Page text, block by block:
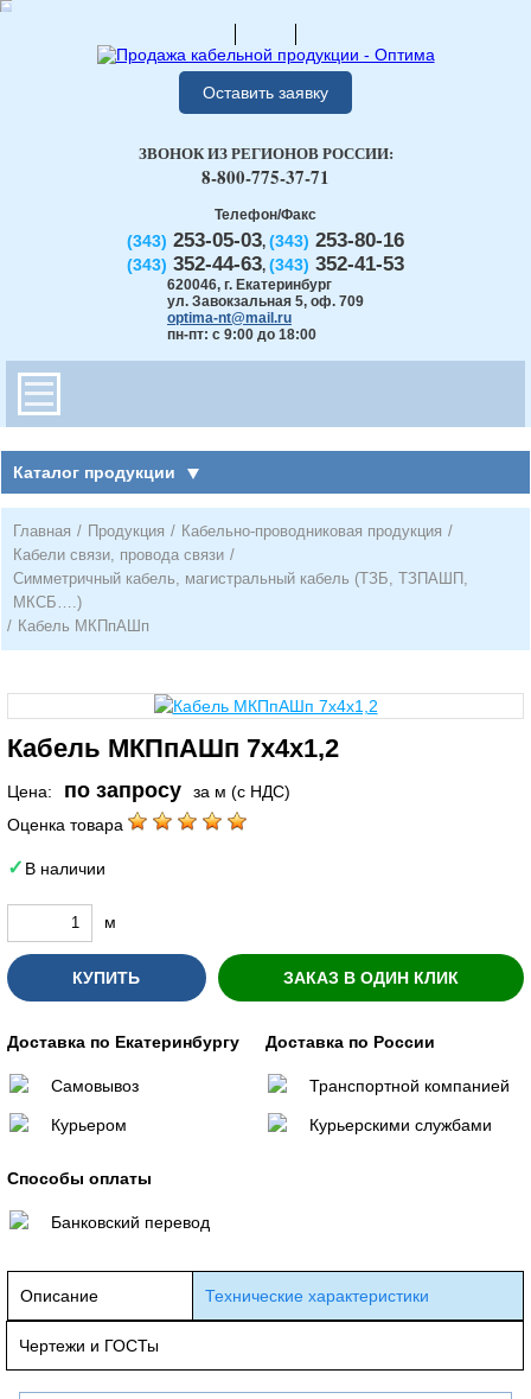
Оставить заявку
Телефон/Факс
(343) 253-05-03, (343) 253-80-16
(343) 352-44-63, (343) 352-41-53
620046, г. Екатеринбург
ул. Завокзальная 5, оф. 709
optima-nt@mail.ru
пн-пт: с 9:00 до 18:00
ЗВОНОК ИЗ РЕГИОНОВ РОССИИ:
8-800-775-37-71
Каталог продукции
Главная / Продукция / Кабельно-проводниковая продукция /
Кабели связи, провода связи /
Симметричный кабель, магистральный кабель (ТЗБ, ТЗПАШП,
МКСБ….)
/ Кабель МКПпАШп
Кабель МКПпАШп 7х4х1,2
Цена: по запросу
за м (с НДС)
Оценка товара
В наличии
м
КУПИТЬ ЗАКАЗ В ОДИН КЛИК
Доставка по Екатеринбургу
Самовывоз
Курьером
Доставка по России
Транспортной компанией
Курьерскими службами
Способы оплаты
Банковский перевод
Описание Технические характеристики
Чертежи и ГОСТы